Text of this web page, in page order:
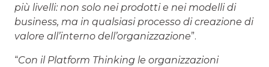
più livelli: non solo nei prodotti e nei modelli di
business, ma in qualsiasi processo di creazione di
valore all’interno dell’organizzazione”.
“Con il Platform Thinking le organizzazioni